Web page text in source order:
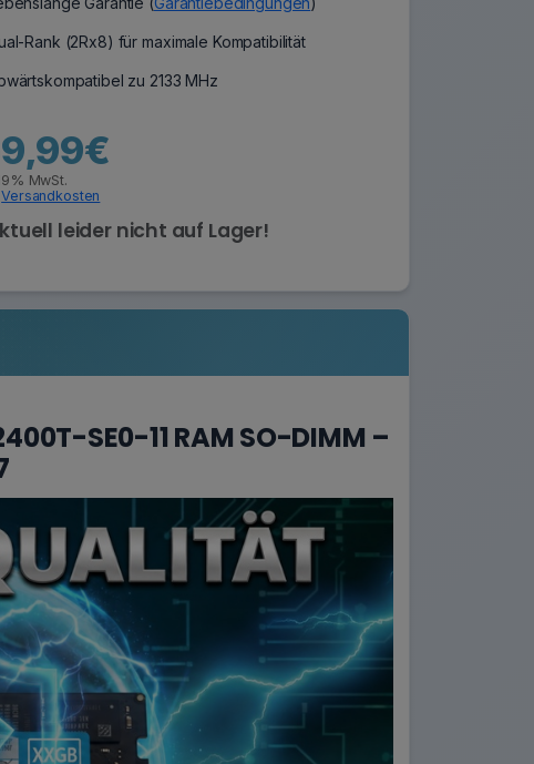
Rank (2Rx8) für maximale Kompatibilität
zu 2133 MHz
MwSt.
Versandkosten
leider nicht auf Lager!
SE0-11 RAM SO-DIMM –